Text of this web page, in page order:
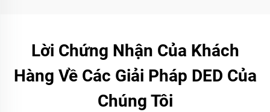
Lời Chứng Nhận Của Khách
Hàng Về Các Giải Pháp DED Của
Chúng Tôi